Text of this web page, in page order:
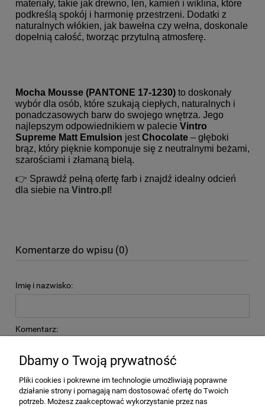
materiały, takie jak drewno, len, kamień i wiklina, które
podkreślą spokój i harmonię przestrzeni. Dodatki z
naturalnych włókien, jak bawełna czy wełna, doskonale
dopełnią całość, tworząc przytulną atmosferę.
Mocha Mousse (PANTONE 17-1230) to doskonały
wybór dla osób, które szukają ciepłych, naturalnych i
ponadczasowych barw do swojego wnętrza. Jego
najlepszym odpowiednikiem w palecie Vintro
Supreme Matt Emulsion jestChocolate – głęboki
brąz, który pięknie komponuje się z neutralnymi beżami,
szarościami i złamaną bielą.
👉 Sprawdź pełną ofertę farb i znajdź idealny odcień
dla siebie na Vintro.pl !
Komentarze do wpisu (0)
Imię i nazwisko:
Komentarz:
Dbamy o Twoją prywatność
Pliki cookies i pokrewne im technologie umożliwiają poprawne
działanie strony i pomagają nam dostosować ofertę do Twoich
potrzeb. Możesz zaakceptować wykorzystanie przez nas